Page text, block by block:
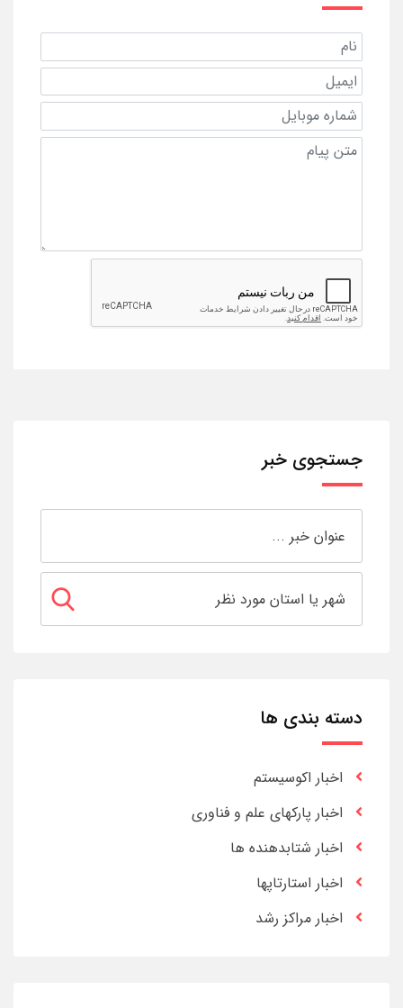
جستجوی خبر
دسته بندی ها
اخبار اکوسیستم
اخبار پارکهای علم و فناوری
اخبار شتابدهنده ها
اخبار استارتاپها
اخبار مراکز رشد